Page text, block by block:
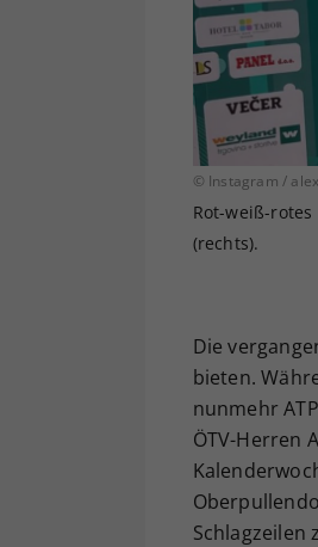
© Instagram /
Rot-weiß-
(rechts).
Die
bieten.
nunmehr
ÖTV-Herren
Schlagzeilen